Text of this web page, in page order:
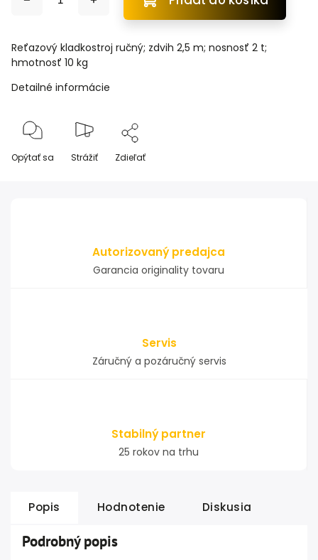
Reťazový kladkostroj ručný; zdvih 2,5 m; nosnosť 2 t;
hmotnosť 10 kg
Detailné informácie
Opýtať sa Strážiť Zdieľať
Autorizovaný predajca
Garancia originality tovaru
Servis
Záručný a pozáručný servis
Stabilný partner
25 rokov na trhu
Popis Hodnotenie Diskusia
Podrobný popis